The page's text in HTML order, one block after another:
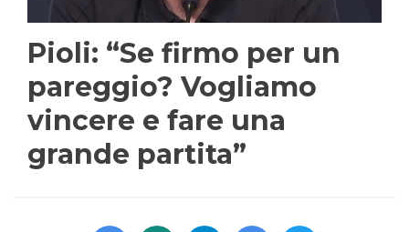
Pioli: “Se firmo per un
pareggio? Vogliamo
vincere e fare una
grande partita”